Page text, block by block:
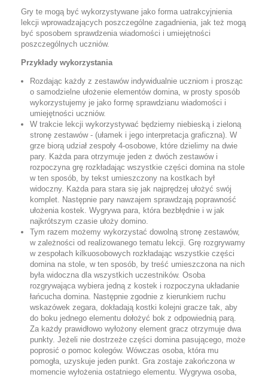
Gry te mogą być wykorzystywane jako forma uatrakcyjnienia
lekcji wprowadzających poszczególne zagadnienia, jak też mogą
być sposobem sprawdzenia wiadomości i umiejętności
poszczególnych uczniów.
Przykłady wykorzystania
Rozdając każdy z zestawów indywidualnie uczniom i prosząc
o samodzielne ułożenie elementów domina, w prosty sposób
wykorzystujemy je jako formę sprawdzianu wiadomości i
umiejętności uczniów.
W trakcie lekcji wykorzystywać będziemy niebieską i zieloną
stronę zestawów - (ułamek i jego interpretacja graficzna). W
grze biorą udział zespoły 4-osobowe, które dzielimy na dwie
pary. Każda para otrzymuje jeden z dwóch zestawów i
rozpoczyna grę rozkładając wszystkie części domina na stole
w ten sposób, by tekst umieszczony na kostkach był
widoczny. Każda para stara się jak najprędzej ułożyć swój
komplet. Następnie pary nawzajem sprawdzają poprawność
ułożenia kostek. Wygrywa para, która bezbłędnie i w jak
najkrótszym czasie ułoży domino.
Tym razem możemy wykorzystać dowolną stronę zestawów,
w zależności od realizowanego tematu lekcji. Grę rozgrywamy
w zespołach kilkuosobowych rozkładając wszystkie części
domina na stole, w ten sposób, by treść umieszczona na nich
była widoczna dla wszystkich uczestników. Osoba
rozgrywająca wybiera jedną z kostek i rozpoczyna układanie
łańcucha domina. Następnie zgodnie z kierunkiem ruchu
wskazówek zegara, dokładają kostki kolejni gracze tak, aby
do boku jednego elementu dołożyć bok z odpowiednią parą.
Za każdy prawidłowo wyłożony element gracz otrzymuje dwa
punkty. Jeżeli nie dostrzeże części domina pasującego, może
poprosić o pomoc kolegów. Wówczas osoba, która mu
pomogła, uzyskuje jeden punkt. Gra zostaje zakończona w
momencie wyłożenia ostatniego elementu. Wygrywa osoba,